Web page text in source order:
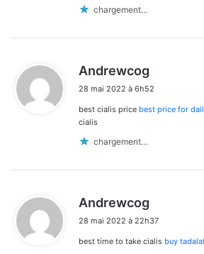
chargement…
Andrewcog
t
28 mai 2022 à 6h52
best cialis price best price for
cialis
chargement…
Andrewcog
t
28 mai 2022 à 22h37
best time to take cialis buy